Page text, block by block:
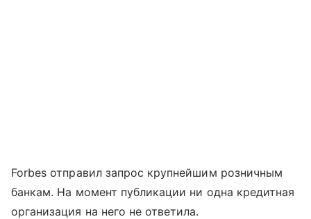
Forbes отправил запрос крупнейшим розничным
банкам. На момент публикации ни одна кредитная
организация на него не ответила.